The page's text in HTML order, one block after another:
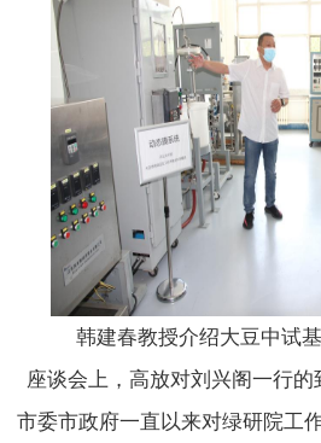
韩建春教授介绍大豆中试
座谈会上，高放对刘兴阁一行
市委市政府一直以来对绿研院工